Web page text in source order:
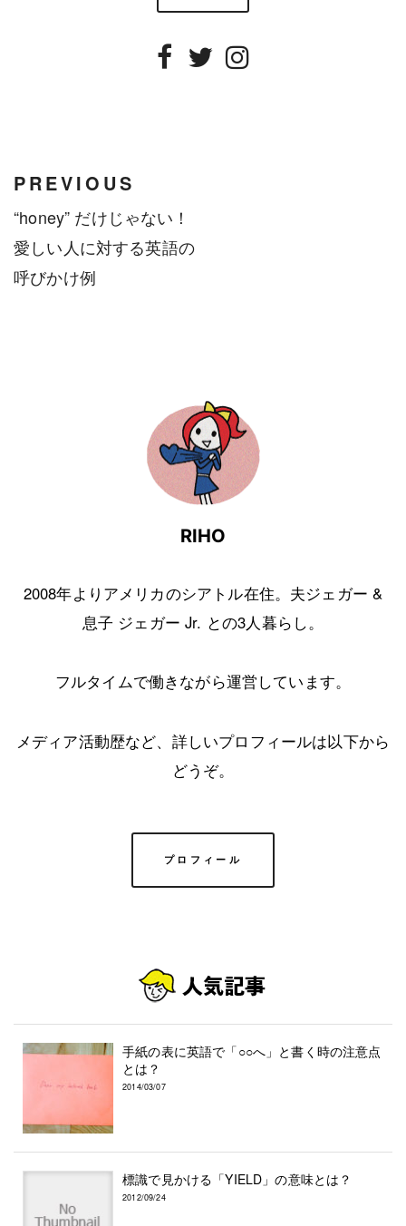
Facebook
TwitterInstagram
PREVIOUS
“honey” だけじゃない！
愛しい人に対する英語の
呼びかけ例
RIHO
2008年よりアメリカのシアトル在住。夫ジェガー &
息子 ジェガー Jr. との3人暮らし。
フルタイムで働きながら運営しています。
メディア活動歴など、詳しいプロフィールは以下から
どうぞ。
プロフィール
手紙の表に英語で「○○へ」と書く時の注意点
とは？
2014/03/07
標識で見かける「YIELD」の意味とは？
2012/09/24